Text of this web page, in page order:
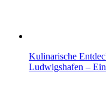
Kulinarische
Ludwigshafen –